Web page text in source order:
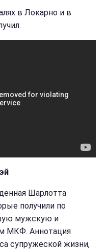
в Локарно и в
Шарлотта
получили по
мужскую и
МКФ. Аннотация
супружеской жизни,